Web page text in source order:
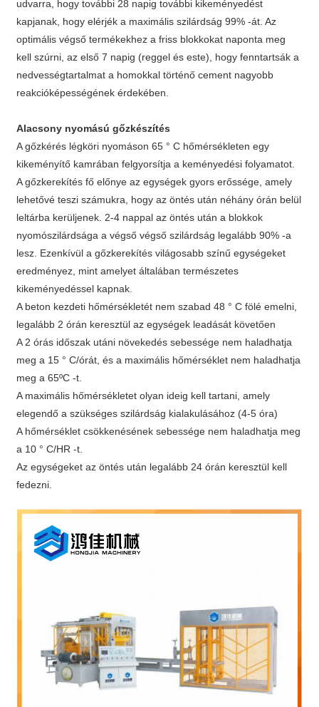
udvarra, hogy további 28 napig további kikeményedést
kapjanak, hogy elérjék a maximális szilárdság 99% -át. Az
optimális végső termékekhez a friss blokkokat naponta meg
kell szúrni, az első 7 napig (reggel és este), hogy fenntartsák a
nedvességtartalmat a homokkal történő cement nagyobb
reakcióképességének érdekében.
Alacsony nyomású gőzkészítés
A gőzkérés légköri nyomáson 65 ° C hőmérsékleten egy
kikeményítő kamrában felgyorsítja a keményedési folyamatot.
A gőzkerekítés fő előnye az egységek gyors erőssége, amely
lehetővé teszi számukra, hogy az öntés után néhány órán belül
leltárba kerüljenek. 2-4 nappal az öntés után a blokkok
nyomószilárdsága a végső végső szilárdság legalább 90% -a
lesz. Ezenkívül a gőzkerekítés világosabb színű egységeket
eredményez, mint amelyet általában természetes
kikeményedéssel kapnak.
A beton kezdeti hőmérsékletét nem szabad 48 ° C fölé emelni,
legalább 2 órán keresztül az egységek leadását követően
A 2 órás időszak utáni növekedés sebessége nem haladhatja
meg a 15 ° C/órát, és a maximális hőmérséklet nem haladhatja
meg a 65ºC -t.
A maximális hőmérsékletet olyan ideig kell tartani, amely
elegendő a szükséges szilárdság kialakulásához (4-5 óra)
A hőmérséklet csökkenésének sebessége nem haladhatja meg
a 10 ° C/HR -t.
Az egységeket az öntés után legalább 24 órán keresztül kell
fedezni.